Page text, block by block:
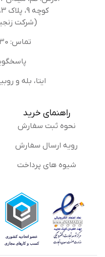
کوچه 9، پلاک 3، سوله بانک کفش
(شرکت
تماس: 02536703030
پاسخگویی: 9
ایتا، بله و روبیکا:
راهنمای خرید
نحوه ثبت سفارش
رویه ارسال سفارش
شیوه های پرداخت